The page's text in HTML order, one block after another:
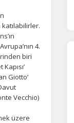
4.
biri
Giotto’
Vecchio)
üzere